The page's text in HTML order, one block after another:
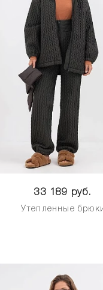
33 189 руб.
Утепленные